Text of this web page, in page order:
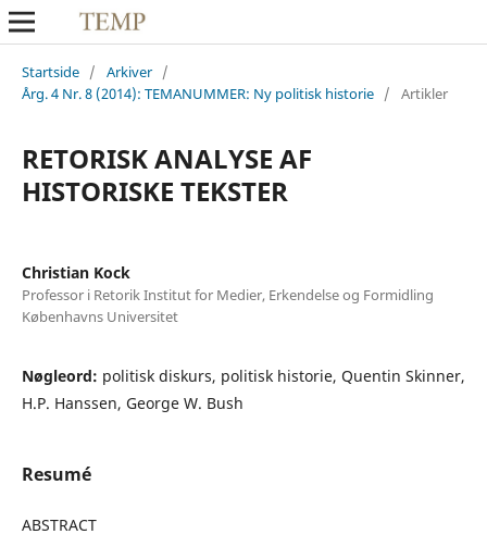
Startside / Arkiver /
Årg. 4 Nr. 8 (2014): TEMANUMMER: Ny politisk historie / Artikler
RETORISK ANALYSE AF
HISTORISKE TEKSTER
Christian Kock
Professor i Retorik Institut for Medier, Erkendelse og Formidling
Københavns Universitet
Nøgleord: politisk diskurs, politisk historie, Quentin Skinner,
H.P. Hanssen, George W. Bush
Resumé
ABSTRACT